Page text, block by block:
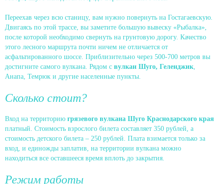
Переехав через всю станицу, вам нужно повернуть на Гостагаевскую.
Двигаясь по этой трассе, вы заметите большую вывеску «Рыбалка»,
после которой необходимо свернуть на грунтовую дорогу. Качество
этого лесного маршрута почти ничем не отличается от
асфальтированного шоссе. Приблизительно через 500-700 метров вы
достигните самого вулкана. Рядом с вулкан Шуго, Геленджик,
Анапа, Темрюк и другие населенные пункты.
Сколько стоит?
Вход на территорию грязевого вулкана Шуго Краснодарского края
платный. Стоимость взрослого билета составляет 350 рублей, а
стоимость детского билета – 250 рублей. Плата взимается только за
вход, и единожды заплатив, на территории вулкана можно
находиться все оставшееся время вплоть до закрытия.
Режим работы